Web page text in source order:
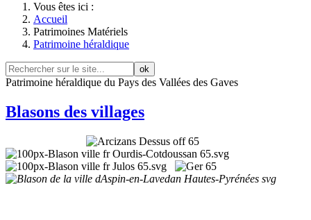
Vous êtes ici :
Accueil
Patrimoines Matériels
Patrimoine héraldique
ok
Patrimoine héraldique du Pays des Vallées des Gaves
Blasons des villages